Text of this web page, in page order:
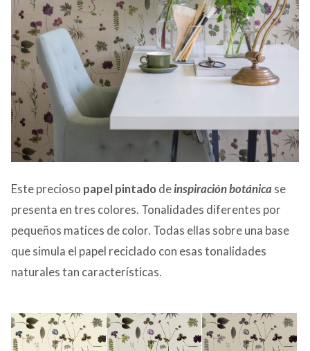
Este precioso papel pintado deinspiración botánica se
presenta en tres colores. Tonalidades diferentes por
pequeños matices de color. Todas ellas sobre una base
que simula el papel reciclado con esas tonalidades
naturales tan características.